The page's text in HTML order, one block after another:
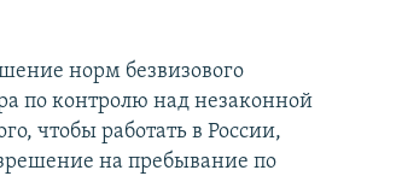
норм безвизового
по контролю над незаконной
чтобы работать в России,
на пребывание по